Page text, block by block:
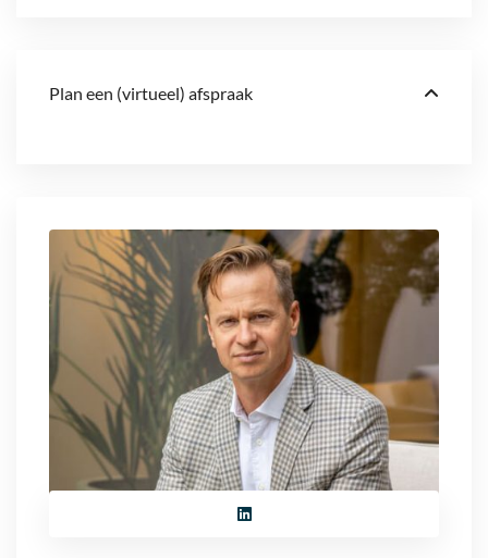
Plan een (virtueel) afspraak